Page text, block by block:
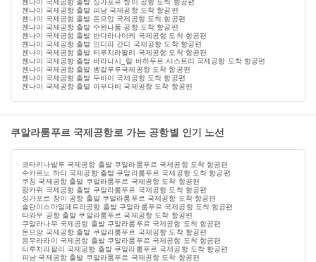
첸나이 국제공항 출발 싱가포르 창이 공항 도착 항공편
첸나이 국제공항 출발 피낭 국제공항 도착 항공편
첸나이 국제공항 출발 돈므앙 국제공항 도착 항공편
첸나이 국제공항 출발 수완나품 공항 도착 항공편
첸나이 국제공항 출발 반다라나이케 국제공항 도착 항공편
첸나이 국제공항 출발 인디라 간디 국제공항 도착 항공편
첸나이 국제공항 출발 티루치라팔리 국제공항 도착 항공편
첸나이 국제공항 출발 바라나시_랄 바하두르 샤스트리 국제공항 도착 항공편
첸나이 국제공항 출발 벵갈루루국제공항 도착 항공편
첸나이 국제공항 출발 두바이 국제공항 도착 항공편
첸나이 국제공항 출발 아부다비 국제공항 도착 항공편
쿠알라룸푸르 국제공항로 가는 공항별 인기 노선
코타키나발루 국제공항 출발 쿠알라룸푸르 국제공항 도착 항공편
수카르노 하타 국제공항 출발 쿠알라룸푸르 국제공항 도착 항공편
쿠칭 국제공항 출발 쿠알라룸푸르 국제공항 도착 항공편
랑카위 국제공항 출발 쿠알라룸푸르 국제공항 도착 항공편
싱가포르 창이 공항 출발 쿠알라룸푸르 국제공항 도착 항공편
술탄이스마일페트라공항 출발 쿠알라룸푸르 국제공항 도착 항공편
타와우 공항 출발 쿠알라룸푸르 국제공항 도착 항공편
쿠알라나무 국제공항 출발 쿠알라룸푸르 국제공항 도착 항공편
돈므앙 국제공항 출발 쿠알라룸푸르 국제공항 도착 항공편
응우라라이 국제공항 출발 쿠알라룸푸르 국제공항 도착 항공편
티루치라팔리 국제공항 출발 쿠알라룸푸르 국제공항 도착 항공편
피낭 국제공항 출발 쿠알라룸푸르 국제공항 도착 항공편